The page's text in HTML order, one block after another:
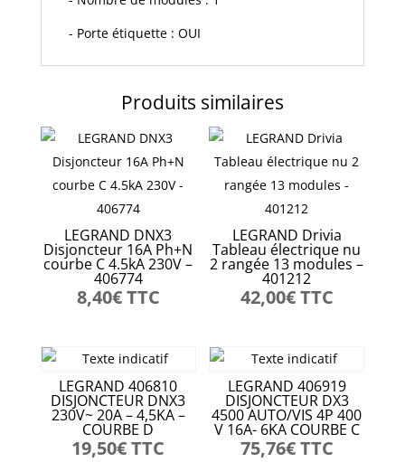
- Porte étiquette : OUI
Produits similaires
LEGRAND DNX3
Disjoncteur 16A Ph+N
courbe C 4.5kA 230V –
406774
8,40€TTC
LEGRAND Drivia
Tableau électrique nu
2 rangée 13 modules –
401212
42,00€TTC
LEGRAND 406810
DISJONCTEUR DNX3
230V~ 20A – 4,5KA –
COURBE D
19,50€TTC
LEGRAND 406919
DISJONCTEUR DX3
4500 AUTO/VIS 4P 400
V 16A- 6KA COURBE C
75,76€TTC